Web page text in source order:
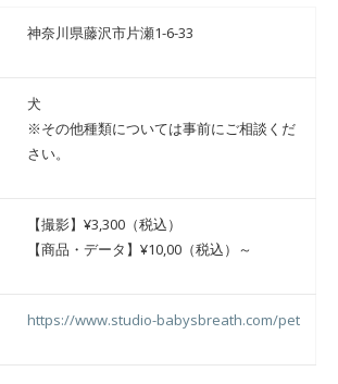
神奈川県藤沢市片瀬1-6-33
犬
※その他種類については事前にご相談くだ
さい。
【撮影】¥3,300（税込）
【商品・データ】¥10,00（税込）～
https://www.studio-babysbreath.com/pet